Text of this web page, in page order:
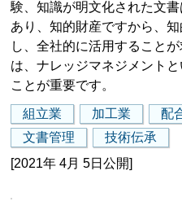
験、知識が明文化された文
あり、知的財産ですから、
し、全社的に活用すること
は、ナレッジマネジメント
ことが重要です。
組立業 加工業 配
文書管理
技術伝承
[2021年 4月 5日公開]